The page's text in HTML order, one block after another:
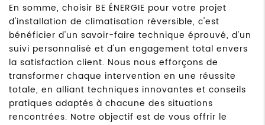
En somme, choisir BE ÉNERGIE pour votre projet
d'installation de climatisation réversible, c'est
bénéficier d'un savoir-faire technique éprouvé, d'un
suivi personnalisé et d'un engagement total envers
la satisfaction client. Nous nous efforçons de
transformer chaque intervention en une réussite
totale, en alliant techniques innovantes et conseils
pratiques adaptés à chacune des situations
rencontrées. Notre objectif est de vous offrir le